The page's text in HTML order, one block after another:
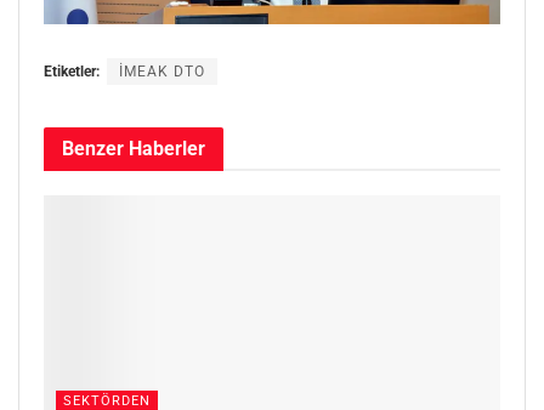
Etiketler: İMEAK DTO
Benzer Haberler
SEKTÖRDEN